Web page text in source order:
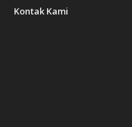
Kontak Kami